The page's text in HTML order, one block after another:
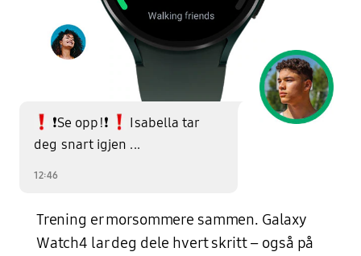
❗Se opp!❗
Isabella tar
deg snart igjen ...
12:46
Trening er morsommere sammen. Galaxy
Watch4 lar deg dele hvert skritt – også på